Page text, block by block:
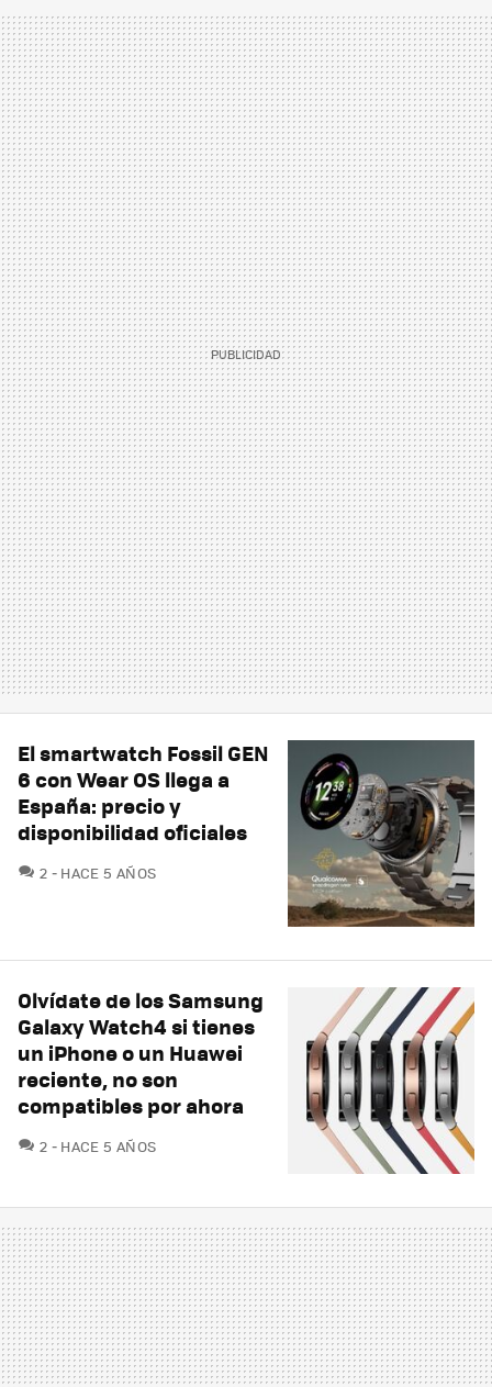
El smartwatch Fossil GEN
6 con Wear OS llega a
España: precio y
disponibilidad oficiales
2 COMENTARIOS
HACE 5 AÑOS
Olvídate de los Samsung
Galaxy Watch4 si tienes
un iPhone o un Huawei
reciente, no son
compatibles por ahora
2 COMENTARIOS
HACE 5 AÑOS